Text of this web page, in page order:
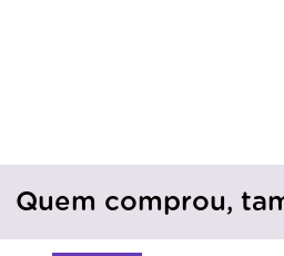
Quem comprou,